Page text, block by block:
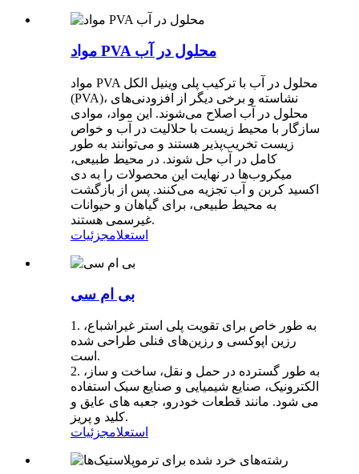
مواد PVA محلول در آب
مواد PVA محلول در آب با ترکیب پلی وینیل الکل
(PVA)، نشاسته و برخی دیگر از افزودنی‌های
محلول در آب اصلاح می‌شوند. این مواد، موادی
سازگار با محیط زیست با حلالیت در آب و خواص
زیست تخریب‌پذیر هستند و می‌توانند به طور
کامل در آب حل شوند. در محیط طبیعی،
میکروب‌ها در نهایت این محصولات را به دی
اکسید کربن و آب تجزیه می‌کنند. پس از بازگشت
به محیط طبیعی، برای گیاهان و حیوانات
غیرسمی هستند.
استعلامجزئیات
بی ام سی
1. به طور خاص برای تقویت پلی استر غیراشباع،
رزین اپوکسی و رزین‌های فنلی طراحی شده
است.
2. به طور گسترده در حمل و نقل، ساخت و ساز،
الکترونیک، صنایع شیمیایی و صنایع سبک استفاده
می شود. مانند قطعات خودرو، جعبه های عایق و
کلید و پریز.
استعلامجزئیات